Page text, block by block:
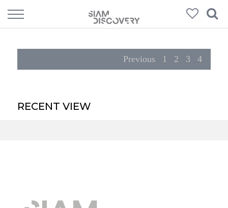
Previous 1 2 3 4
RECENT VIEW